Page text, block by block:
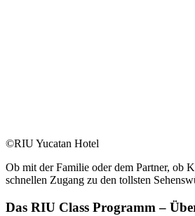
©RIU Yucatan Hotel
Ob mit der Familie oder dem Partner, ob
schnellen Zugang zu den tollsten
Das RIU Class Programm –